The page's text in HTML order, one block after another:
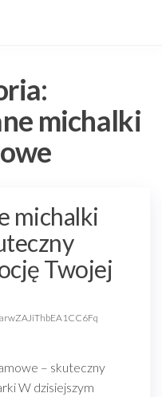
michalki
michalki
Twojej
– skuteczny
W dzisiejszym